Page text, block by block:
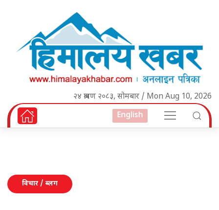
२४ श्रावण २०८३, सोमबार / Mon Aug 10, 2026
English
विचार / ब्लग